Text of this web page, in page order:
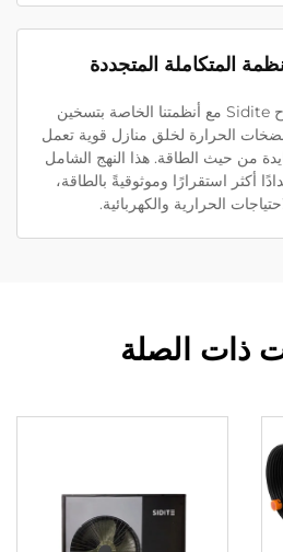
المتكاملة المتجددة
يمكن دمج توربينات الرياح Sidite مع أنظمتنا الخاصة بتسخين
الحرارة لخلق منازل قوية تعمل
من حيث الطاقة. هذا النهج الشامل
أكثر استقرارًا وموثوقيةً بالطاقة،
الحرارية والكهربائية.
ذات الصلة